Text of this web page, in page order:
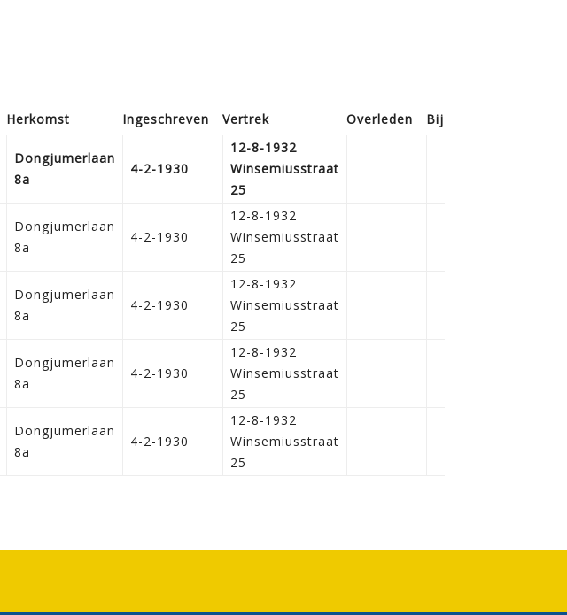
Herkomst Ingeschreven Vertrek Overleden Bijz.
Dongjumerlaan
8a
4-2-1930
12-8-1932
Winsemiusstraat
25
Dongjumerlaan
8a
4-2-1930
12-8-1932
Winsemiusstraat
25
Dongjumerlaan
8a
4-2-1930
12-8-1932
Winsemiusstraat
25
Dongjumerlaan
8a
4-2-1930
12-8-1932
Winsemiusstraat
25
Dongjumerlaan
8a
4-2-1930
12-8-1932
Winsemiusstraat
25